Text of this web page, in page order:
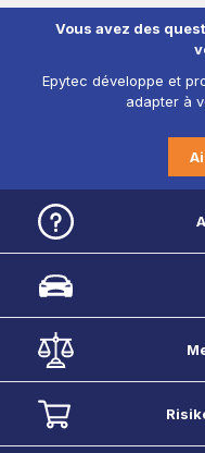
Vous avez des
Epytec développe et
adapter à